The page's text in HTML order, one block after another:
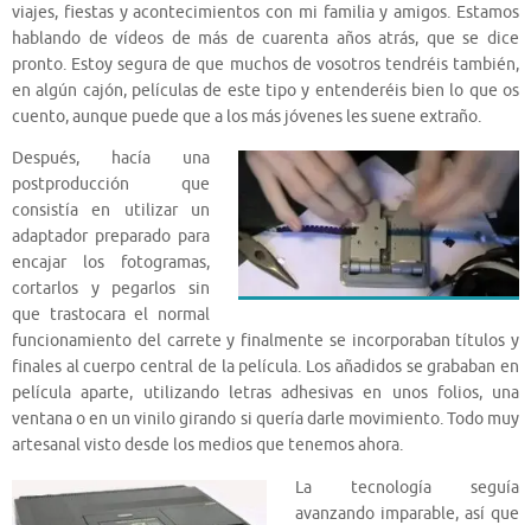
viajes, fiestas y acontecimientos con mi familia y amigos. Estamos
hablando de vídeos de más de cuarenta años atrás, que se dice
pronto. Estoy segura de que muchos de vosotros tendréis también,
en algún cajón, películas de este tipo y entenderéis bien lo que os
cuento, aunque puede que a los más jóvenes les suene extraño.
Después, hacía una
postproducción que
consistía en utilizar un
adaptador preparado para
encajar los fotogramas,
cortarlos y pegarlos sin
que trastocara el normal
funcionamiento del carrete y finalmente se incorporaban títulos y
finales al cuerpo central de la película. Los añadidos se grababan en
película aparte, utilizando letras adhesivas en unos folios, una
ventana o en un vinilo girando si quería darle movimiento. Todo muy
artesanal visto desde los medios que tenemos ahora.
La tecnología seguía
avanzando imparable, así que